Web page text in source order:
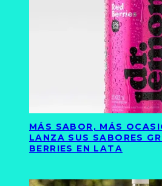
MÁS SABOR, MÁS
LANZA SUS SABORES
BERRIES EN LATA